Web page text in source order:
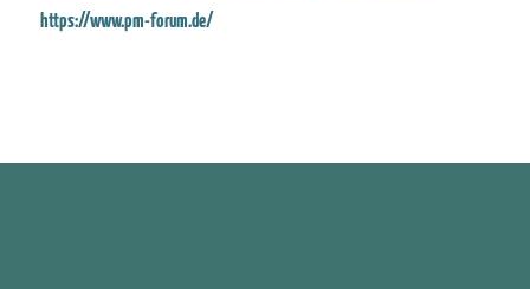
https://www.pm-forum.de/